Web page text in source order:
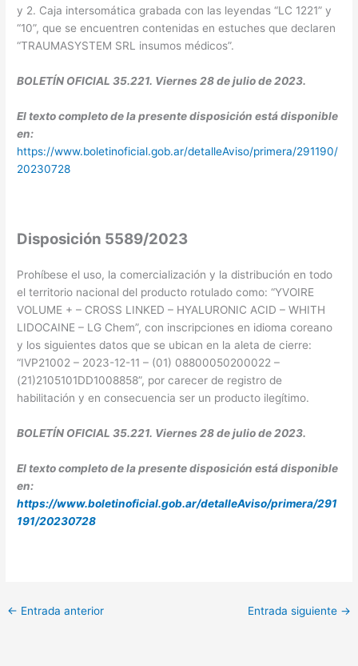
y 2. Caja intersomática grabada con las leyendas “LC 1221” y
“10”, que se encuentren contenidas en estuches que declaren
“TRAUMASYSTEM SRL insumos médicos”.
BOLETÍN OFICIAL 35.221. Viernes 28 de julio de 2023.
El texto completo de la presente disposición está disponible
en:
https://www.boletinoficial.gob.ar/detalleAviso/primera/291190/
20230728
Disposición 5589/2023
Prohíbese el uso, la comercialización y la distribución en todo
el territorio nacional del producto rotulado como: “YVOIRE
VOLUME + – CROSS LINKED – HYALURONIC ACID – WHITH
LIDOCAINE – LG Chem”, con inscripciones en idioma coreano
y los siguientes datos que se ubican en la aleta de cierre:
“IVP21002 – 2023-12-11 – (01) 08800050200022 –
(21)2105101DD1008858”, por carecer de registro de
habilitación y en consecuencia ser un producto ilegítimo.
BOLETÍN OFICIAL 35.221. Viernes 28 de julio de 2023.
El texto completo de la presente disposición está disponible
en:
https://www.boletinoficial.gob.ar/detalleAviso/primera/291
191/20230728
← Entrada anterior Entrada siguiente →